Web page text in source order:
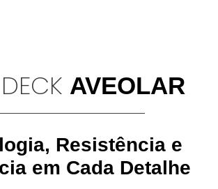
AVEOLAR
Resistência e
em Cada Detalhe